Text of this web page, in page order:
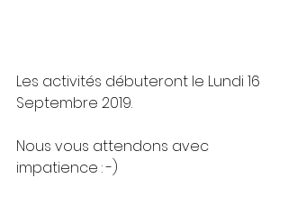
Les activités débuteront le Lundi 16
Septembre 2019.
Nous vous attendons avec
impatience : -)